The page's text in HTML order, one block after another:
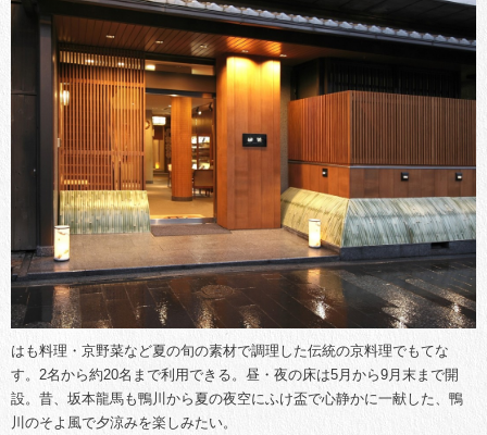
はも料理・京野菜など夏の旬の素材で調理した伝統の京料理でもてな
す。2名から約20名まで利用できる。昼・夜の床は5月から9月末まで開
設。昔、坂本龍馬も鴨川から夏の夜空にふけ盃で心静かに一献した、鴨
川のそよ風で夕涼みを楽しみたい。